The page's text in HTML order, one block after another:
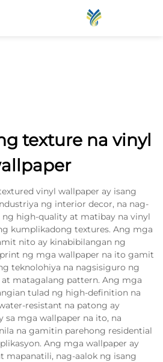
texture na vinyl
vinyl wallpaper ay isang
ng interior decor, na nag-
ng high-quality at matibay na vinyl
kumplikadong textures. Ang mga
nito ay kinabibilangan ng
ng mga wallpaper na ito gamit
teknolohiya na nagsisiguro ng
matagalang pattern. Ang mga
tulad ng high-definition na
resistant na patong ay
sa mga wallpaper na ito, na
na gamitin parehong residential
Ang mga wallpaper ay
mapanatili, nag-aalok ng isang